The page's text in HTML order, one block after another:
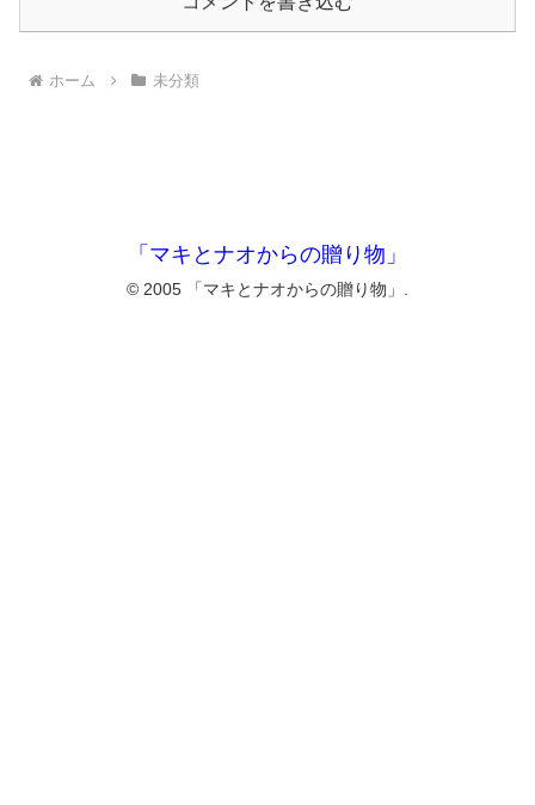
ホーム 未分類
「マキとナオからの贈り物」
© 2005 「マキとナオからの贈り物」.